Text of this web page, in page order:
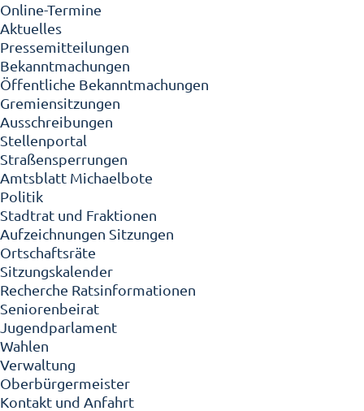
Online-Termine
Aktuelles
Pressemitteilungen
Bekanntmachungen
Öffentliche Bekanntmachungen
Gremiensitzungen
Ausschreibungen
Stellenportal
Straßensperrungen
Amtsblatt Michaelbote
Politik
Stadtrat und Fraktionen
Aufzeichnungen Sitzungen
Ortschaftsräte
Sitzungskalender
Recherche Ratsinformationen
Seniorenbeirat
Jugendparlament
Wahlen
Verwaltung
Oberbürgermeister
Kontakt und Anfahrt